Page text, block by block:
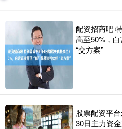
配资招商吧
高至50%，
“交方案”
股票配资平
30日主力资